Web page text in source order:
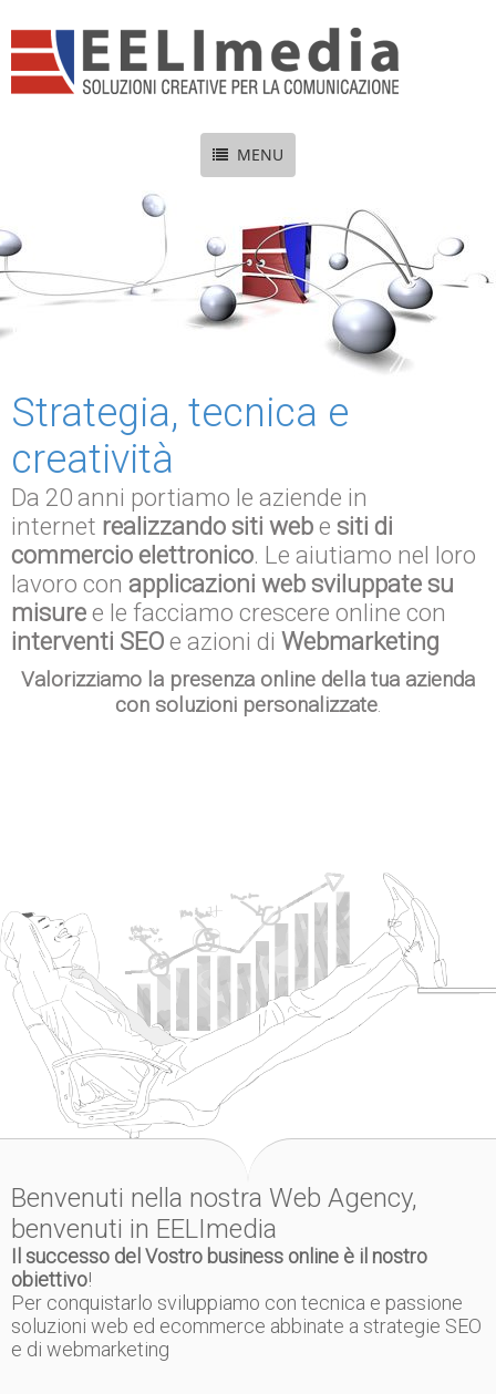
MENU
Strategia, tecnica e
creatività
Da 20 anni portiamo le aziende in
internet realizzando siti webe siti di
commercio elettronico. Le aiutiamo nel loro
lavoro con applicazioni web sviluppate su
misuree le facciamo crescere online con
interventi SEOe azioni di Webmarketing
Valorizziamo la presenza online della tua azienda
con soluzioni personalizzate.
Benvenuti nella nostra Web Agency,
benvenuti in EELImedia
Il successo del Vostro business online è il nostro
obiettivo!
Per conquistarlo sviluppiamo con tecnica e passione
soluzioni web ed ecommerce abbinate a strategie SEO
e di webmarketing